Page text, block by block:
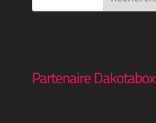
Partenaire Dakotabox